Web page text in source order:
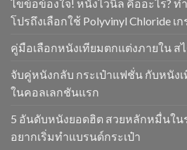
ไขข้อข้องใจ! หนังไวนิล คืออะไร? ท
โปรถึงเลือกใช้ Polyvinyl Chloride
คู่มือเลือกหนังเทียมตกแต่งภายใน ส
จับคู่หนังกลับ กระเป๋าแฟชั่น กับหนังเ
ในคอลเลกชันแรก
5 อันดับหนังยอดฮิต สวยหลักหมื่นใ
อยากเริ่มทำแบรนด์กระเป๋า